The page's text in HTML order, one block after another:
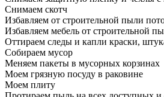
Снимаем скотч
Избавляем от строительной пыли
Избавляем мебель от строительной
Оттираем следы и капли краски,
Собираем мусор
Меняем пакеты в мусорных корзинах
Моем грязную посуду в раковине
Моем плиту